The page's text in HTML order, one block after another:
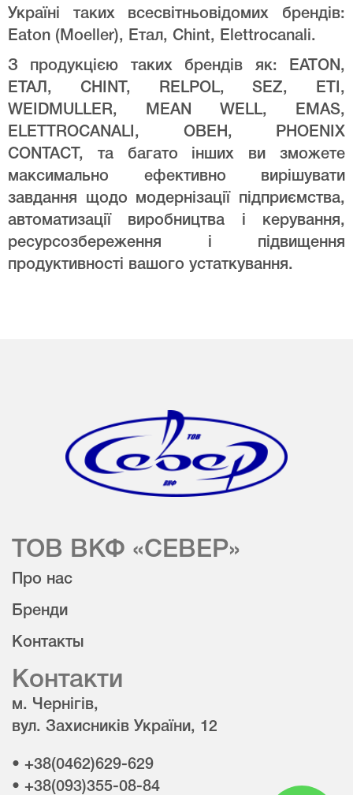
Україні таких всесвітньовідомих брендів:
Eaton (Moeller), Етал, Chint, Elettrocanali.
З продукцією таких брендів як: EATON,
ЕТАЛ, CHINT, RELPOL, SEZ, ETI,
WEIDMULLER, MEAN WELL, EMAS,
ELETTROCANALI, ОВЕН, PHOENIX
CONTACT, та багато інших ви зможете
максимально ефективно вирішувати
завдання щодо модернізації підприємства,
автоматизації виробництва і керування,
ресурсозбереження і підвищення
продуктивності вашого устаткування.
ТОВ ВКФ «СЕВЕР»
Про нас
Бренди
Контакты
Контакти
м. Чернігів,
вул. Захисників України, 12
• +38(0462)629-629
• +38(093)355-08-84